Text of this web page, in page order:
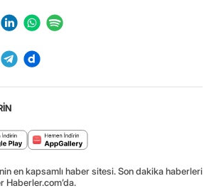
en kapsamlı haber sitesi. Son dakika haberleri
Haberler.com’da.